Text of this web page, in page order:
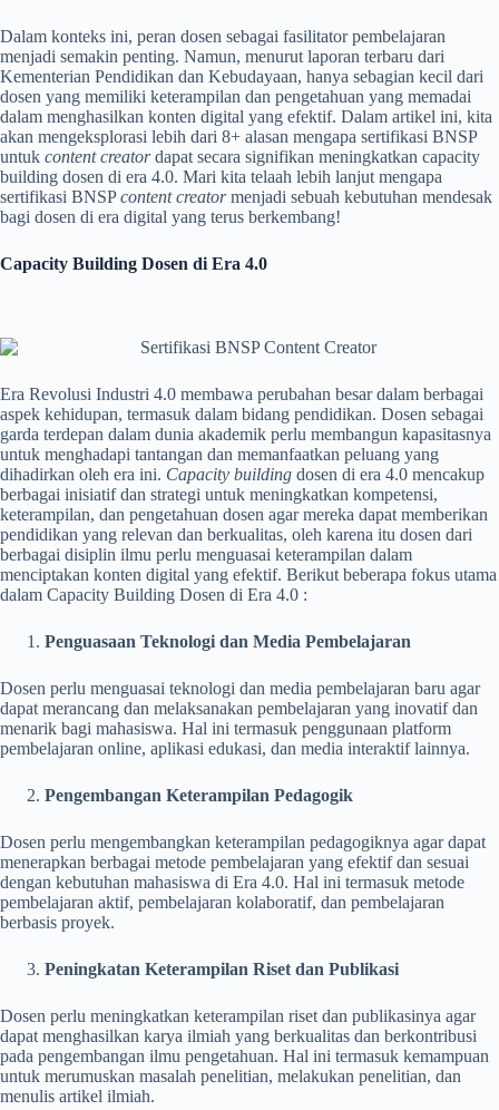
Dalam konteks ini, peran dosen sebagai fasilitator pembelajaran
menjadi semakin penting. Namun, menurut laporan terbaru dari
Kementerian Pendidikan dan Kebudayaan, hanya sebagian kecil dari
dosen yang memiliki keterampilan dan pengetahuan yang memadai
dalam menghasilkan konten digital yang efektif. Dalam artikel ini, kita
akan mengeksplorasi lebih dari 8+ alasan mengapa sertifikasi BNSP
untuk content creatordapat secara signifikan meningkatkan capacity
building dosen di era 4.0. Mari kita telaah lebih lanjut mengapa
sertifikasi BNSPcontent creatormenjadi sebuah kebutuhan mendesak
bagi dosen di era digital yang terus berkembang!
Capacity Building Dosen di Era 4.0
Era Revolusi Industri 4.0 membawa perubahan besar dalam berbagai
aspek kehidupan, termasuk dalam bidang pendidikan. Dosen sebagai
garda terdepan dalam dunia akademik perlu membangun kapasitasnya
untuk menghadapi tantangan dan memanfaatkan peluang yang
dihadirkan oleh era ini. Capacity building dosen di era 4.0 mencakup
berbagai inisiatif dan strategi untuk meningkatkan kompetensi,
keterampilan, dan pengetahuan dosen agar mereka dapat memberikan
pendidikan yang relevan dan berkualitas, oleh karena itu dosen dari
berbagai disiplin ilmu perlu menguasai keterampilan dalam
menciptakan konten digital yang efektif. Berikut beberapa fokus utama
dalam Capacity Building Dosen di Era 4.0 :
Penguasaan Teknologi dan Media Pembelajaran
Dosen perlu menguasai teknologi dan media pembelajaran baru agar
dapat merancang dan melaksanakan pembelajaran yang inovatif dan
menarik bagi mahasiswa. Hal ini termasuk penggunaan platform
pembelajaran online, aplikasi edukasi, dan media interaktif lainnya.
Pengembangan Keterampilan Pedagogik
Dosen perlu mengembangkan keterampilan pedagogiknya agar dapat
menerapkan berbagai metode pembelajaran yang efektif dan sesuai
dengan kebutuhan mahasiswa di Era 4.0. Hal ini termasuk metode
pembelajaran aktif, pembelajaran kolaboratif, dan pembelajaran
berbasis proyek.
Peningkatan Keterampilan Riset dan Publikasi
Dosen perlu meningkatkan keterampilan riset dan publikasinya agar
dapat menghasilkan karya ilmiah yang berkualitas dan berkontribusi
pada pengembangan ilmu pengetahuan. Hal ini termasuk kemampuan
untuk merumuskan masalah penelitian, melakukan penelitian, dan
menulis artikel ilmiah.